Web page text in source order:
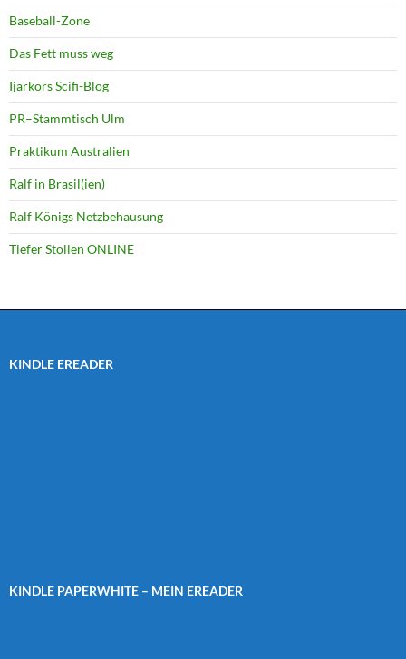
Baseball-Zone
Das Fett muss weg
Ijarkors Scifi-Blog
PR–Stammtisch Ulm
Praktikum Australien
Ralf in Brasil(ien)
Ralf Königs Netzbehausung
Tiefer Stollen ONLINE
KINDLE EREADER
KINDLE PAPERWHITE – MEIN EREADER